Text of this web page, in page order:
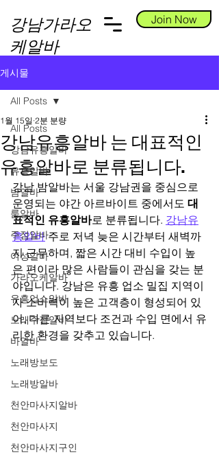
강남가라오
케알바
Join Now
게시물
All Posts
강남유흥알바
유흥알바
밤알바
룸알바
주점알바
여성알바
가라오케알바
유흥업소알바
노래주점알바
바알바
노래방보도
노래방알바
천안마사지알바
천안마사지
천안마사지구인
All Posts
강남유흥알바 는 대표적인
유흥알바로 분류됩니다.
1월 15일 2분 분량
강남 밤알바는 서울 강남권을 중심으로
운영되는 야간 아르바이트 중에서도 대
표적인 유흥알바로 분류됩니다. 강남유
흥알바 주로 저녁 늦은 시간부터 새벽까
지 근무하며, 짧은 시간 대비 수입이 높
은 편이라 많은 사람들이 관심을 갖는 분
야입니다. 강남은 유흥 업소 밀집 지역이
자 소비력이 높은 고객층이 형성되어 있
어, 다른 지역보다 조건과 수입 면에서 유
리한 환경을 갖추고 있습니다.